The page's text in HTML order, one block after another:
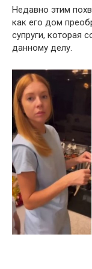
Недавно этим
как его дом
супруги, которая
данному делу.